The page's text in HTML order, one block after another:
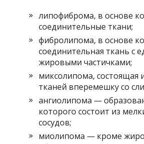
липофиброма, в основе
соединительные ткани;
фибролипома, в основе
соединительная ткань с
жировыми частичками;
миксолипома, состоящая
тканей вперемешку со
ангиолипома —
которого состоит из
сосудов;
миолипома — кроме